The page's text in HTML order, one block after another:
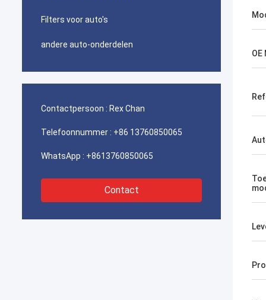
Filters voor auto's
andere auto-onderdelen
Contactpersoon : Rex Chan
Telefoonnummer : +86 13760850065
WhatsApp : +8613760850065
Contact
OE